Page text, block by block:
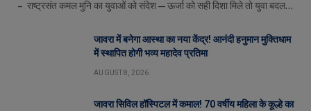
– राष्ट्रसंत कमल मुनि का युवाओं को संदेश—ऊर्जा को सही दिशा मिले तो युवा बदल…
जावरा में बनेगा आस्था का नया केंद्र! आनंदी हनुमान मुक्तिधाम
में स्थापित होगी भव्य महादेव प्रतिमा
AUGUST 8, 2026
जावरा सिविल हॉस्पिटल में कमाल! 70 वर्षीय महिला के कूल्हे का